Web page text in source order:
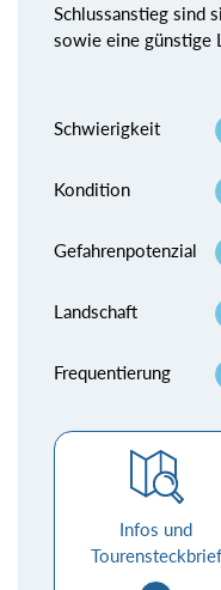
Schlussanstieg sind
sowie eine günstige
Schwierigkeit
Kondition
Gefahrenpotenzial
Landschaft
Frequentierung
Infos und
Tourensteckbrief